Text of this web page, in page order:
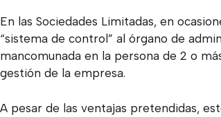
En las Sociedades Limitadas, en
“sistema de control” al órgano de
mancomunada en la persona de 2 o
gestión de la empresa.
A pesar de las ventajas pretendidas,